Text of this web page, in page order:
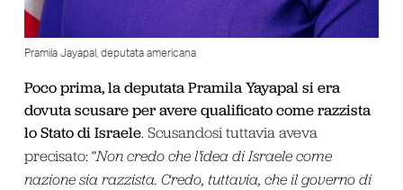
Pramila Jayapal, deputata americana
Poco prima, la deputata Pramila Yayapal si era
dovuta scusare per avere qualificato come razzista
lo Stato di Israele. Scusandosi tuttavia aveva
precisato: “Non credo che l’idea di Israele come
nazione sia razzista. Credo, tuttavia, che il governo di